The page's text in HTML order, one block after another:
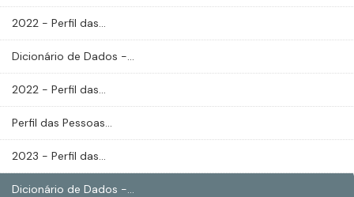
2022 - Perfil das...
Dicionário de Dados -...
2022 - Perfil das...
Perfil das Pessoas...
2023 - Perfil das...
Dicionário de Dados -...